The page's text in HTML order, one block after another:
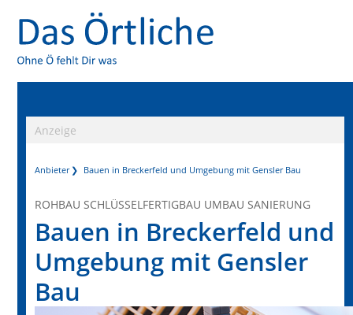
Anzeige
Anbieter Bauen in Breckerfeld und Umgebung mit Gensler Bau
ROHBAU SCHLÜSSELFERTIGBAU UMBAU SANIERUNG
Bauen in Breckerfeld und
Umgebung mit Gensler
Bau